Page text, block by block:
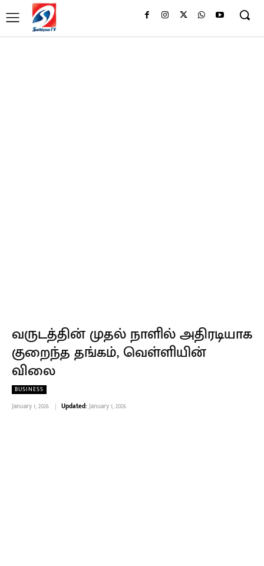
வருடத்தின் முதல் நாளில் அதிரடியாக
குறைந்த தங்கம், வெள்ளியின்
விலை
BUSINESS
January 1, 2026 Updated: January 1, 2026